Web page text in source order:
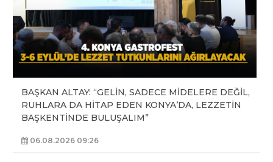
BAŞKAN ALTAY: “GELİN, SADECE MİDELERE DEĞİL,
RUHLARA DA HİTAP EDEN KONYA’DA, LEZZETİN
BAŞKENTİNDE BULUŞALIM”
06.08.2026 09:26